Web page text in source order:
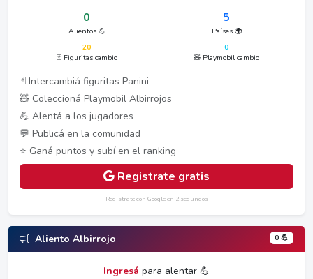
0
Alientos 💪
5
Países 🌍
20
🃏 Figuritas cambio
0
🧸 Playmobil cambio
🃏 Intercambiá figuritas Panini
🧸 Coleccioná Playmobil Albirrojos
💪 Alentá a los jugadores
💬 Publicá en la comunidad
⭐ Ganá puntos y subí en el ranking
Registrate gratis
Registrate con Google en 2 segundos
Aliento Albirrojo 0 💪
Ingresá para alentar 💪